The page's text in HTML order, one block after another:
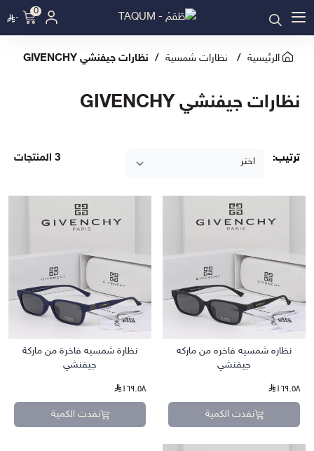
0 ٠
الرئيسية نظارات شمسية نظارات جيفنشي GIVENCHY
نظارات جيفنشي GIVENCHY
ترتيب: 3 المنتجات
نظاره شمسيه فاخره من ماركه
جيفنشي
١٦٩.٥٨
نفدت الكمية
نظارة شمسيه فاخرة من ماركة
جيفنشي
١٦٩.٥٨
نفدت الكمية